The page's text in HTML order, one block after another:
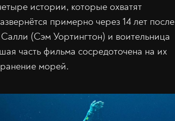
истории, которые охватят
примерно через 14 лет после
(Сэм Уортингтон) и воительница
часть фильма сосредоточена на их
морей.